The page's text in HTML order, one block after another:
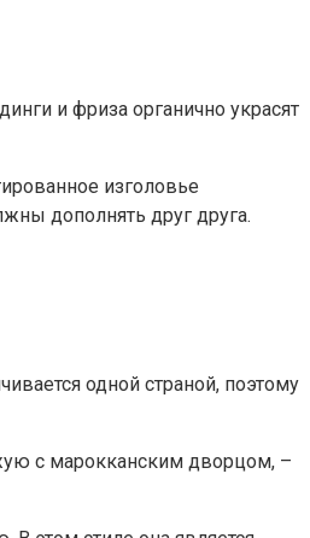
и фриза органично украсят
изголовье
дополнять друг друга.
одной страной, поэтому
с марокканским дворцом, –